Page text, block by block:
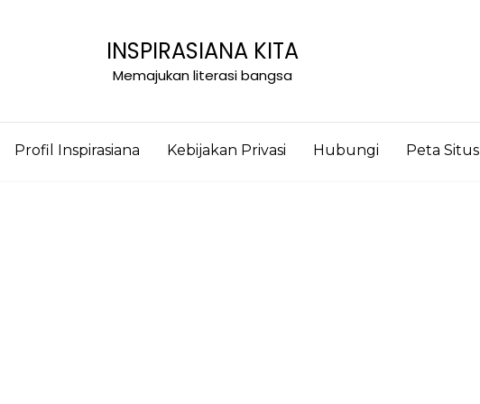
INSPIRASIANA KITA
Memajukan literasi bangsa
Profil Inspirasiana Kebijakan Privasi Hubungi Peta Situs